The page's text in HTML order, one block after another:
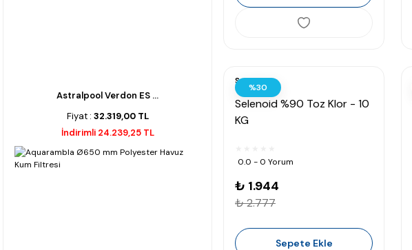
Astralpool Verdon ES ...
Fiyat : 32.319,00 TL
İndirimli 24.239,25 TL
%30
Selenoid
Selenoid %90 Toz Klor - 10
KG
0.0 - 0 Yorum
₺ 1.944
₺ 2.777
Sepete Ekle